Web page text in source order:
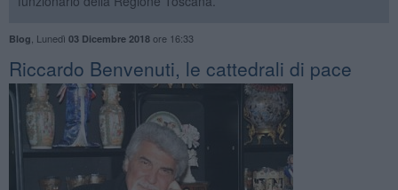
Blog Lunedì 03 Dicembre 2018ore 16:33
​Riccardo Benvenuti, le cattedrali di pace